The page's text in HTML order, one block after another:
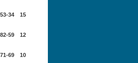
53-34 15
82-59 12
71-69 10